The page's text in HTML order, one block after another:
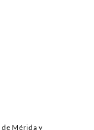
de Mérida y